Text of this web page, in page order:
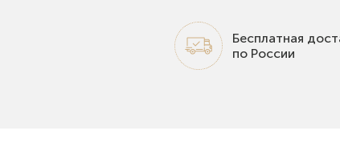
Бесплатная
по России